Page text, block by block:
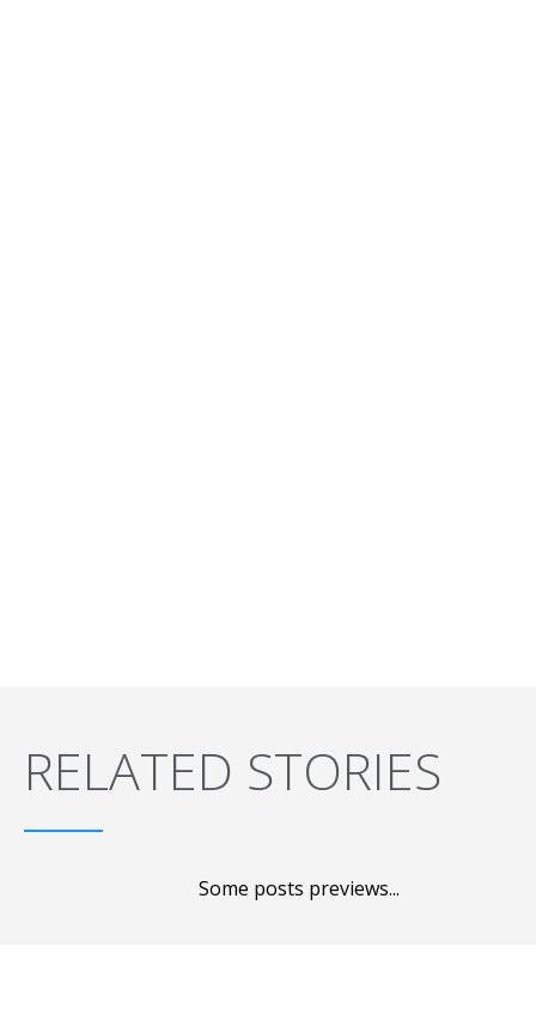
RELATED STORIES
Some posts previews...